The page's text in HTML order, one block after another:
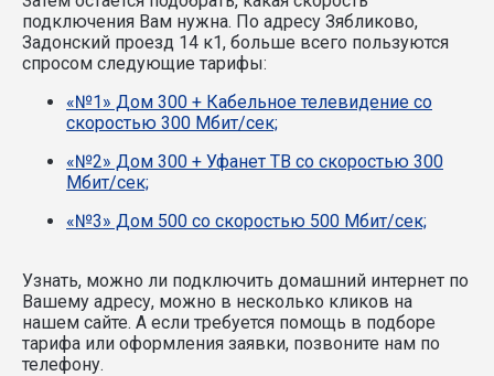
подключения Вам нужна. По адресу Зябликово,
Задонский проезд 14 к1, больше всего пользуются
спросом следующие тарифы:
«№1» Дом 300 + Кабельное телевидение со
скоростью 300 Мбит/сек;
«№2» Дом 300 + Уфанет ТВ со скоростью 300
Мбит/сек;
«№3» Дом 500 со скоростью 500 Мбит/сек;
Узнать, можно ли подключить домашний интернет по
Вашему адресу, можно в несколько кликов на
нашем сайте. А если требуется помощь в подборе
тарифа или оформления заявки, позвоните нам по
телефону.